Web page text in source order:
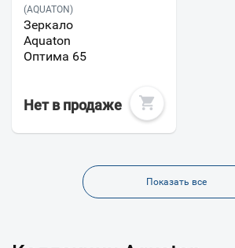
(AQUATON)
Зеркало
Aquaton
Оптима 65
Нет в продаже
Показать все